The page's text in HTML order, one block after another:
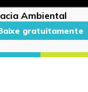
Ambiental
gratuitamente